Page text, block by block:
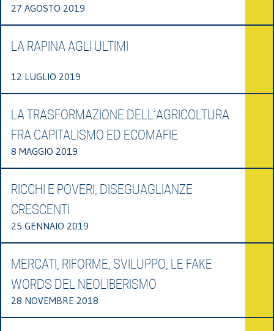
27 AGOSTO 2019
LA RAPINA AGLI ULTIMI
12 LUGLIO 2019
LA TRASFORMAZIONE DELL’AGRICOLTURA
FRA CAPITALISMO ED ECOMAFIE
8 MAGGIO 2019
RICCHI E POVERI, DISEGUAGLIANZE
CRESCENTI
25 GENNAIO 2019
MERCATI, RIFORME, SVILUPPO, LE FAKE
WORDS DEL NEOLIBERISMO
28 NOVEMBRE 2018